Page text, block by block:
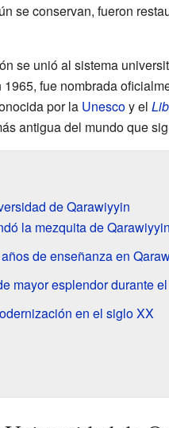
se conservan, fueron
se unió al sistema
fue nombrada
por la Unescoy el
antigua del mundo que
de Qarawiyyin
la mezquita de
de enseñanza en
mayor esplendor durante
en el siglo XX